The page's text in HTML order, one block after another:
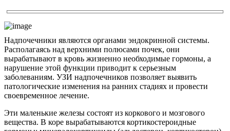
Надпочечники являются органами эндокринной системы.
Располагаясь над верхними полюсами почек, они
вырабатывают в кровь жизненно необходимые гормоны, а
нарушение этой функции приводит к серьезным
заболеваниям. УЗИ надпочечников позволяет выявить
патологические изменения на ранних стадиях и провести
своевременное лечение.
Эти маленькие железы состоят из коркового и мозгового
вещества. В коре вырабатываются кортикостероидные